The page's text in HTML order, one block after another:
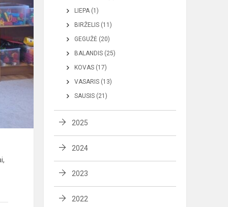
LIEPA (1)
BIRŽELIS (11)
GEGUŽĖ (20)
BALANDIS (25)
KOVAS (17)
VASARIS (13)
SAUSIS (21)
2025
2024
2023
2022